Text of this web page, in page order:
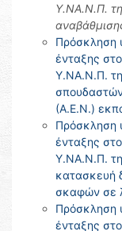
Υ.ΝΑ.Ν.Π.
Πρόσκληση
ένταξης
Υ.ΝΑ.Ν.Π.
(Α.Ε.Ν.)
Πρόσκληση
ένταξης
Υ.ΝΑ.Ν.Π.
κατασκευή
σκαφών σε
Πρόσκληση
ένταξης